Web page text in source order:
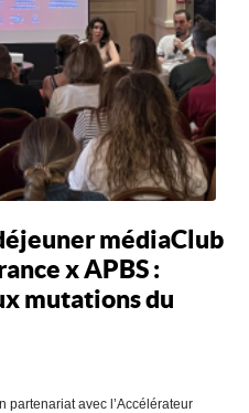
médiaClub
x APBS :
mutations du
partenariat avec l’Accélérateur